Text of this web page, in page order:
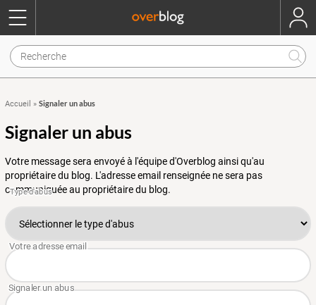
Accueil » Signaler un abus
Signaler un abus
Votre message sera envoyé à l'équipe d'Overblog ainsi qu'au
propriétaire du blog. L'adresse email renseignée ne sera pas
communiquée au propriétaire du blog.